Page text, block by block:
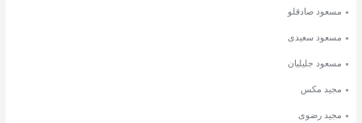
مسعود صادقلو
مسعود سعیدی
مسعود جلیلیان
مجید مکس
مجید رضوی